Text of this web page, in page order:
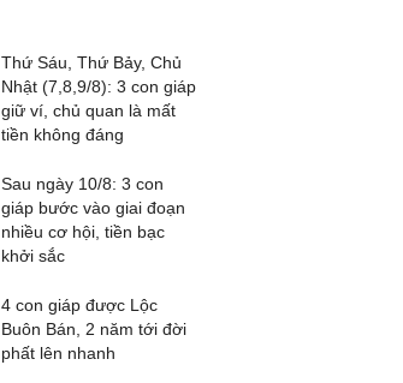
Thứ Sáu, Thứ Bảy, Chủ
Nhật (7,8,9/8): 3 con giáp
giữ ví, chủ quan là mất
tiền không đáng
Sau ngày 10/8: 3 con
giáp bước vào giai đoạn
nhiều cơ hội, tiền bạc
khởi sắc
4 con giáp được Lộc
Buôn Bán, 2 năm tới đời
phất lên nhanh